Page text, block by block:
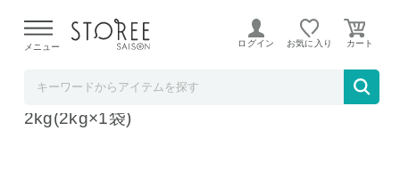
よる配送遅延が発生しております。
メニュー ログイン お気に入り
【無洗米入り雑穀】おこめと39穀米のごはん
2kg(2kg×1袋)